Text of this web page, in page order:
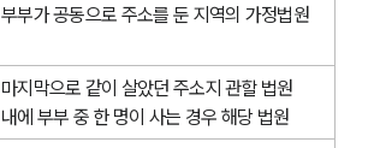
부부가 공동으로 주소를 둔 지역의 가정법원
마지막으로 같이 살았던 주소지 관할 법원
내에 부부 중 한 명이 사는 경우 해당 법원